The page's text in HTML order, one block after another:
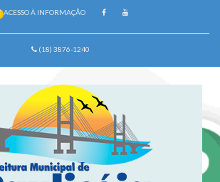
ACESSO À INFORMAÇÃO
(18) 3876-1240